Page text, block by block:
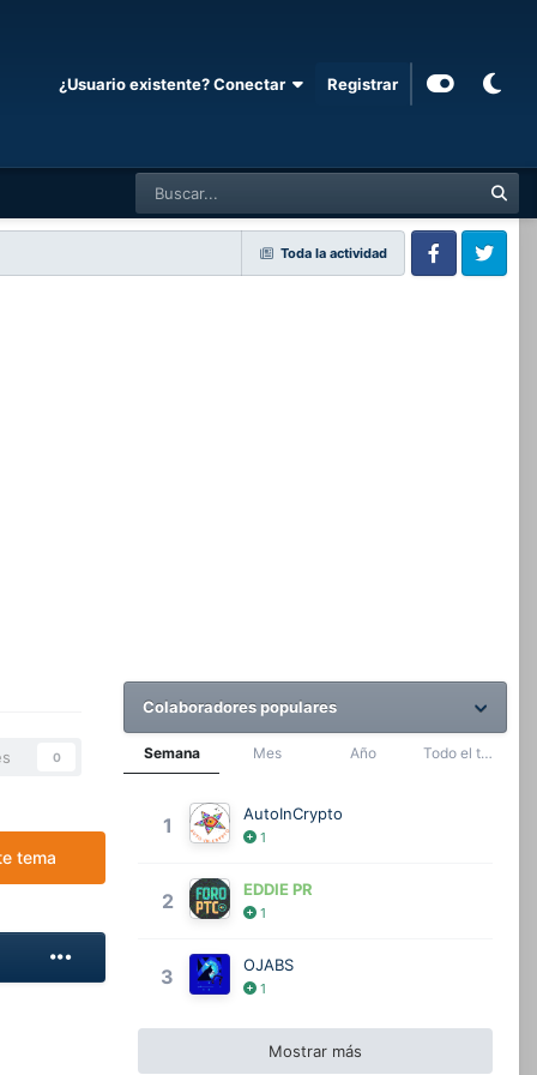
¿Usuario existente? Conectar Registrar
Toda la actividad
FacebookTwitter
0
tema
Colaboradores populares
Semana Mes Año Todo el tiempo
1 AutoInCrypto
1
2 EDDIE PR
1
3 OJABS
1
Mostrar más